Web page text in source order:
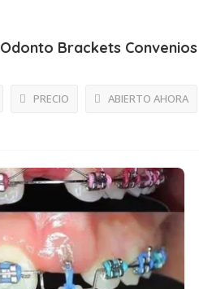
Odonto Brackets Convenios
PRECIO ABIERTO AHORA